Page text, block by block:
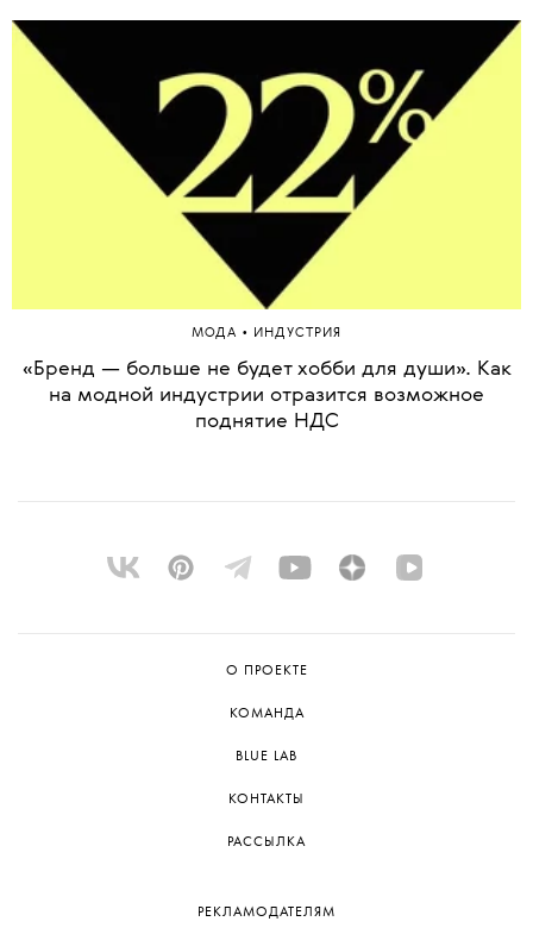
МОДА • ИНДУСТРИЯ
«Бренд — больше не будет хобби для души». Как
на модной индустрии отразится возможное
поднятие НДС
О ПРОЕКТЕ
КОМАНДА
BLUE LAB
КОНТАКТЫ
РАССЫЛКА
РЕКЛАМОДАТЕЛЯМ